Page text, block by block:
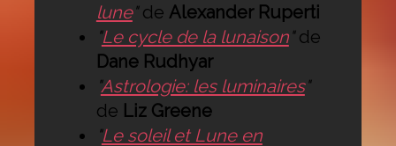
lune"de Alexander Ruperti
"Le cycle de la lunaison"de
Dane Rudhyar
"Astrologie: les luminaires"
de Liz Greene
"Le soleil et Lune en